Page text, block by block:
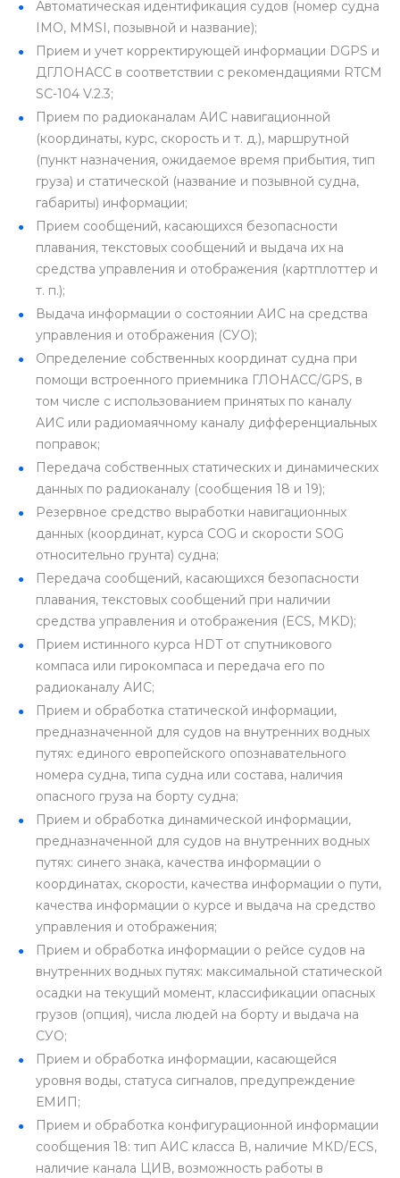
Автоматическая идентификация судов (номер судна
IMO, MMSI, позывной и название);
Прием и учет корректирующей информации DGPS и
ДГЛОНАСС в соответствии с рекомендациями RTCM
SC-104 V.2.3;
Прием по радиоканалам АИС навигационной
(координаты, курс, скорость и т. д.), маршрутной
(пункт назначения, ожидаемое время прибытия, тип
груза) и статической (название и позывной судна,
габариты) информации;
Прием сообщений, касающихся безопасности
плавания, текстовых сообщений и выдача их на
средства управления и отображения (картплоттер и
т. п.);
Выдача информации о состоянии АИС на средства
управления и отображения (СУО);
Определение собственных координат судна при
помощи встроенного приемника ГЛOHACC/GPS, в
том числе с использованием принятых по каналу
АИС или радиомаячному каналу дифференциальных
поправок;
Передача собственных статических и динамических
данных по радиоканалу (сообщения 18 и 19);
Резервное средство выработки навигационных
данных (координат, курса COG и скорости SOG
относительно грунта) судна;
Передача сообщений, касающихся безопасности
плавания, текстовыx сообщений при наличии
средства управления и отображения (ECS, MKD);
Прием истинного курса HDT от спутникового
компаса или гирокомпаса и передача его по
радиоканалу АИС;
Прием и обработка статической информации,
предназначенной для судов на внутренних водных
путях: единого европейского опознавательного
номера судна, типа судна или состава, наличия
опасного груза на борту судна;
Прием и обработка динамической информации,
предназначенной для судов на внутренних водных
путях: синего знака, качества информации о
координатах, скорости, качества информации о пути,
качества информации о курсе и выдача на средство
управления и отображения;
Прием и обработка информации о рейсе судов на
внутренних водных путях: максимальной статической
осадки на текущий момент, классификации опасных
грузов (опция), числа людей на борту и выдача на
СУО;
Прием и обработка информации, касающейся
уровня воды, статуса сигналов, предупреждение
ЕМИП;
Прием и обработка конфигурационной информации
сообщения 18: тип АИС класса В, наличие МКD/ECS,
наличие канала ЦИВ, возможность работы в